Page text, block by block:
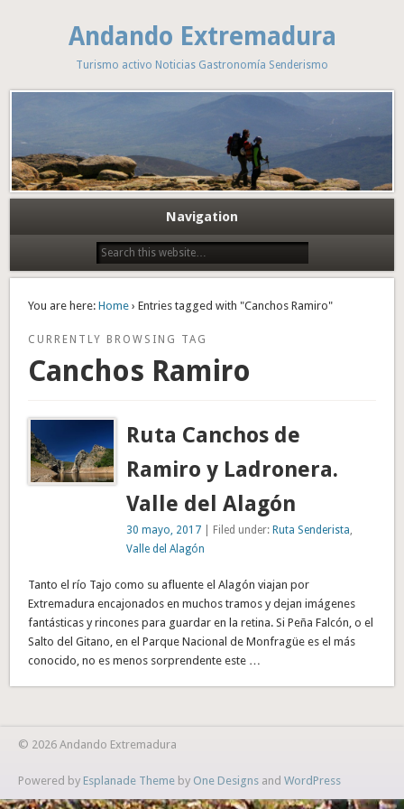
Andando Extremadura
Turismo activo Noticias Gastronomía Senderismo
Navigation
You are here: Home › Entries tagged with "Canchos Ramiro"
CURRENTLY BROWSING TAG
Canchos Ramiro
Ruta Canchos de
Ramiro y Ladronera.
Valle del Alagón
30 mayo, 2017| Filed under: Ruta Senderista
Valle del Alagón
Tanto el río Tajo como su afluente el Alagón viajan por
Extremadura encajonados en muchos tramos y dejan imágenes
fantásticas y rincones para guardar en la retina. Si Peña Falcón, o el
Salto del Gitano, en el Parque Nacional de Monfragüe es el más
conocido, no es menos sorprendente este …
© 2026 Andando Extremadura
Powered by Esplanade Theme by One Designs and WordPress